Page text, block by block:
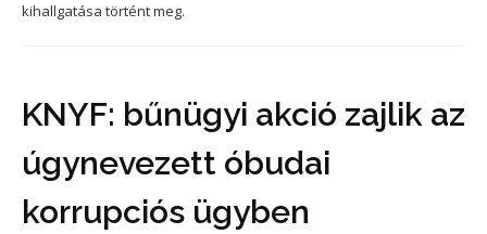
kihallgatása történt meg.
KNYF: bűnügyi akció zajlik az
úgynevezett óbudai
korrupciós ügyben